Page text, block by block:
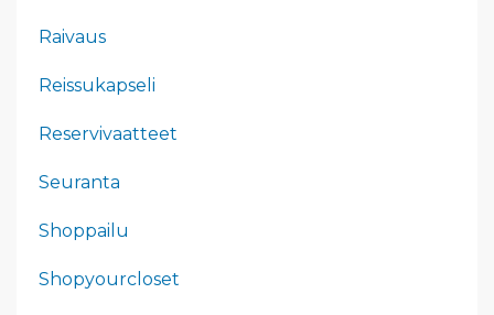
Raivaus
Reissukapseli
Reservivaatteet
Seuranta
Shoppailu
Shopyourcloset